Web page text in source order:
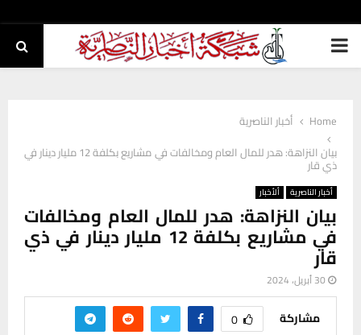
PRIMARY
Home
أخبار الناصرية
بيان النزاهة: هدر للمال العام ومخالفات في مشاريع بكلفة 12 مليار دينار في
ذي قار
أخبار الناصرية ألأخبار
بيان النزاهة: هدر للمال العام ومخالفات
في مشاريع بكلفة 12 مليار دينار في ذي
قار
30 أبريل، 2024
مشاركة 0